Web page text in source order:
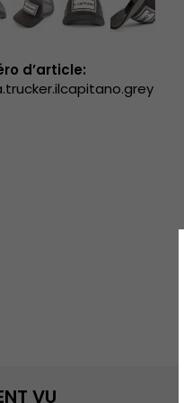
d’article:
VU